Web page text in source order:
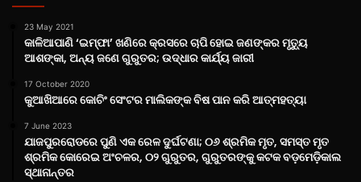
23 May 2021
କାଳିଆପାଣି ‘ଇମ୍ଫା’ ଖଣିରେ କ୍ରସରେ ଚାପି ହୋଇ ଜଣଙ୍କର ମୃତ୍ୟୁ
ଆଶଙ୍କା, ଅନ୍ୟ ଜଣେ ଗୁରୁତର; ଉଦ୍ଧାର କାର୍ଯ୍ୟ ଜାରୀ
17 October 2020
କୁଆଖିଆରେ କୋଚିଂ ସେଂଟର ମାଲିକଙ୍କ ବିଷ ପାନ କରି ଆତ୍ମହତ୍ୟା
7 June 2023
ଯାଜପୁରରୋଡରେ ପୁଣି ଏକ ରେଳ ଦୁର୍ଘଟଣା; ୦୬ ଶ୍ରମିକ ମୃତ, ସମସ୍ତ ମୃତ
ଶ୍ରମିକ କୋରେଇ ଅଂଚଳର, ୦୨ ଗୁରୁତର, ଗୁରୁତରଙ୍କୁ କଟକ ବଡ଼ମେଡ଼ିକାଲ
ସ୍ଥାନାନ୍ତର